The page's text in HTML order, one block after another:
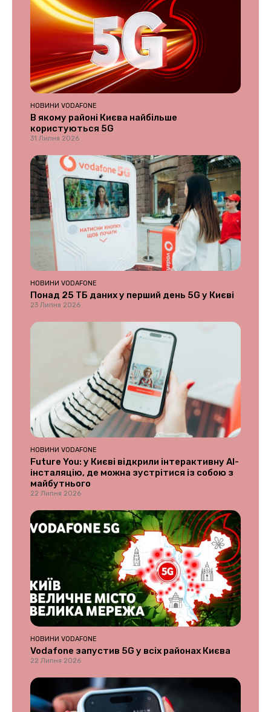
НОВИНИ VODAFONE
В якому районі Києва найбільше
користуються 5G
31 Липня 2026
НОВИНИ VODAFONE
Понад 25 ТБ даних у перший день 5G у Києві
23 Липня 2026
НОВИНИ VODAFONE
Future You: у Києві відкрили інтерактивну AI-
інсталяцію, де можна зустрітися із собою з
майбутнього
22 Липня 2026
НОВИНИ VODAFONE
Vodafone запустив 5G у всіх районах Києва
22 Липня 2026